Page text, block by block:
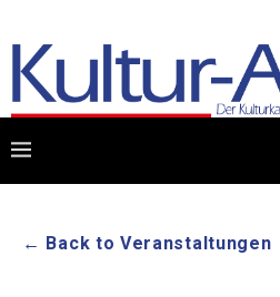
← Back to Veranstaltungen